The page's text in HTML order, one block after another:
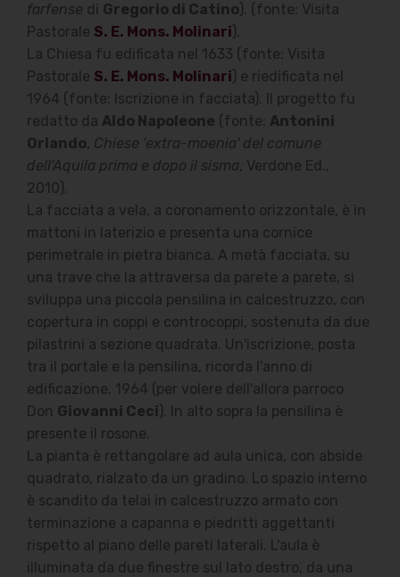
farfense di Gregorio di Catino). (fonte: Visita
Pastorale S. E. Mons. Molinari).
La Chiesa fu edificata nel 1633 (fonte: Visita
Pastorale S. E. Mons. Molinari) e riedificata nel
1964 (fonte: Iscrizione in facciata). Il progetto fu
redatto da Aldo Napoleone (fonte: Antonini
Orlando, Chiese 'extra-moenia' del comune
dell'Aquila prima e dopo il sisma, Verdone Ed.,
2010).
La facciata a vela, a coronamento orizzontale, è in
mattoni in laterizio e presenta una cornice
perimetrale in pietra bianca. A metà facciata, su
una trave che la attraversa da parete a parete, si
sviluppa una piccola pensilina in calcestruzzo, con
copertura in coppi e controcoppi, sostenuta da due
pilastrini a sezione quadrata. Un'iscrizione, posta
tra il portale e la pensilina, ricorda l'anno di
edificazione, 1964 (per volere dell'allora parroco
Don Giovanni Ceci ). In alto sopra la pensilina è
presente il rosone.
La pianta è rettangolare ad aula unica, con abside
quadrato, rialzato da un gradino. Lo spazio interno
è scandito da telai in calcestruzzo armato con
terminazione a capanna e piedritti aggettanti
rispetto al piano delle pareti laterali. L'aula è
illuminata da due finestre sul lato destro, da una